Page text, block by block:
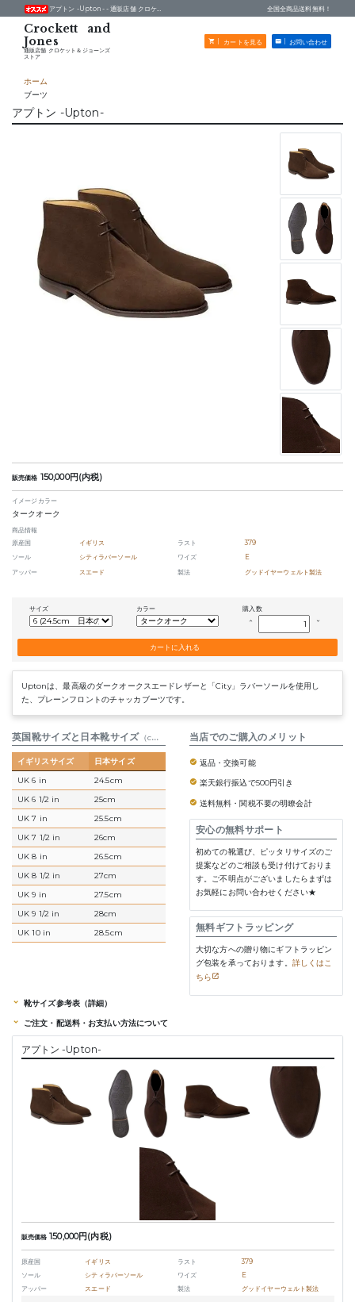
通販店舗 クロケット＆ジョーンズ
ストア
カートを見る お問い合わせ
アプトン -Upton- -通販店舗 クロケット＆ジョーンズストア 全国全商品送料無料！
ホーム
ブーツ
アプトン -Upton-
販売価格 150,000円(内税)
イメージカラー
タークオーク
商品情報
原産国
イギリス ラスト
379
ソール
シティラバーソール ワイズ
E
アッパー
スエード 製法 グッドイヤーウェルト製法
サイズ カラー 購入数
keyboard_arrow_up keyboard_arrow_down
Uptonは、最高級のダークオークスエードレザーと「City」ラバーソールを使用し
た、プレーンフロントのチャッカブーツです。
英国靴サイズと日本靴サイズ （cm） 参考表
イギリスサイズ 日本サイズ
UK 6 in 24.5cm
UK 6 1/2 in 25cm
UK 7 in 25.5cm
UK 7 1/2 in 26cm
UK 8 in 26.5cm
UK 8 1/2 in 27cm
UK 9 in 27.5cm
UK 9 1/2 in 28cm
UK 10 in 28.5cm
当店でのご購入のメリット
返品・交換可能
楽天銀行振込で500円引き
送料無料・関税不要の明瞭会計
安心の無料サポート
初めての靴選び、ピッタリサイズのご
提案などのご相談も受け付けておりま
す。ご不明点がございましたらまずは
お気軽にお問い合わせください★
無料ギフトラッピング
大切な方への贈り物にギフトラッピン
グ包装を承っております。 詳しくはこ
ちら
靴サイズ参考表（詳細）
ご注文・配送料・お支払い方法について
アプトン -Upton-
販売価格 150,000円(内税)
原産国 イギリス ラスト
379
ソール
シティラバーソール ワイズ
E
アッパー
スエード 製法 グッドイヤーウェルト製法